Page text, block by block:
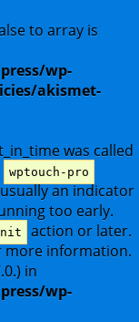
to array is
wp-
akismet-
was called
wptouch-pro
an indicator
too early.
action or later.
more information.
in
wp-